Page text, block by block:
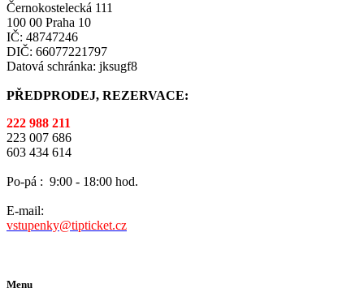
Černokostelecká 111
100 00 Praha 10
IČ: 48747246
DIČ: 66077221797
Datová schránka: jksugf8
PŘEDPRODEJ, REZERVACE:
222 988 211
223 007 686
603 434 614
Po-pá : 9:00 - 18:00 hod.
E-mail:
vstupenky@tipticket.cz
Menu